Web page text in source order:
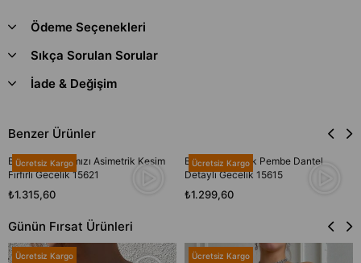
Ödeme Seçenekleri
Sıkça Sorulan Sorular
İade & Değişim
Benzer Ürünler
Bella Notte Kırmızı Asimetrik Kesim
Fırfırlı Gecelik 15621
₺1.315,60
Ücretsiz Kargo
Bella Notte Açık Pembe Dantel
Detaylı Gecelik 15615
₺1.299,60
Ücretsiz Kargo
Günün Fırsat Ürünleri
Ücretsiz Kargo Ücretsiz Kargo